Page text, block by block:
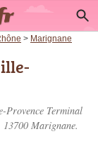
> Marignane
Provence Terminal
13700 Marignane.